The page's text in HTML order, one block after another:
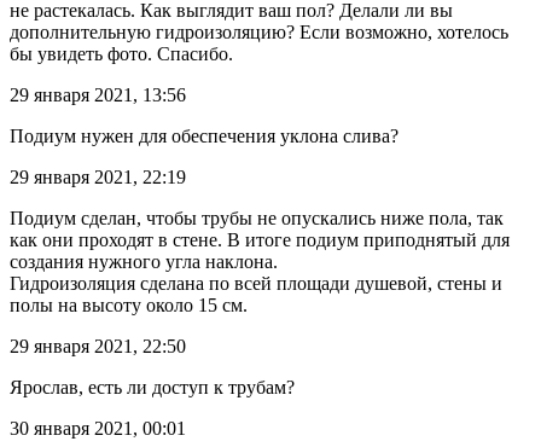
не растекалась. Как выглядит ваш пол? Делали ли вы
дополнительную гидроизоляцию? Если возможно, хотелось
бы увидеть фото. Спасибо.
29 января 2021, 13:56
Подиум нужен для обеспечения уклона слива?
29 января 2021, 22:19
Подиум сделан, чтобы трубы не опускались ниже пола, так
как они проходят в стене. В итоге подиум приподнятый для
создания нужного угла наклона.
Гидроизоляция сделана по всей площади душевой, стены и
полы на высоту около 15 см.
29 января 2021, 22:50
Ярослав, есть ли доступ к трубам?
30 января 2021, 00:01